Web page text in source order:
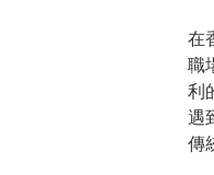
在
職
利
遇
傳